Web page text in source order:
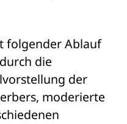
folgender Ablauf
die
der
moderierte